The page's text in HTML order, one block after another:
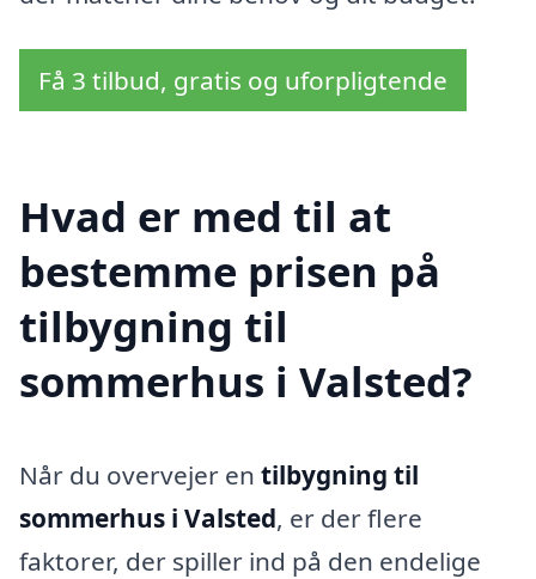
Få 3 tilbud, gratis og uforpligtende
Hvad er med til at
bestemme prisen på
tilbygning til
sommerhus i Valsted?
Når du overvejer en tilbygning til
sommerhus i Valsted, er der flere
faktorer, der spiller ind på den endelige